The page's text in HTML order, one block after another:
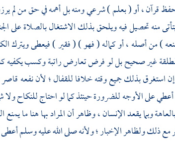
قرآن ، أو ( بعلم ) شرعي ومنه بل أهمه في حق من لم يرزق
منه تحصيل فيه ويلحق بذلك الاشتغال بالصلاة على
) من أصله ، أو كماله ( فهو ) ( فقير ) فيعطى ويترك
غير صحيح بل لو فرض تعارض راتبة وكسب يكفيه
استغرق بذلك جميع وقته خلافاللقفال؛ لأن نفعه
أعطي على الأوجه للضرورة حينئذ كما لو احتاج للنكاح
وبما يقعد الإنسان ، وظاهر أن المراد بها هنا ما
ذلك ولظاهر الإخبار ؛ ولأنه صلى الله عليه وسلم أعطى